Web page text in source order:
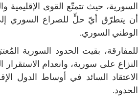
السورية، حيث تتمتّع القوى الإقليمية
أن يتطرّق أيّ حلٍّ للصراع السوري إلى
الوطني السوري.
للمفارقة، بقيت الحدود السورية
النزاع على سورية، وانعدام
الاعتقاد السائد في أوساط الدول
الحدود.